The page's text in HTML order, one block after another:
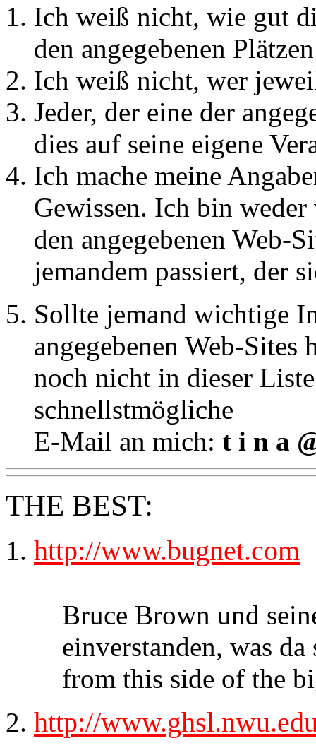
Ich weiß nicht, wie gut
den angegebenen
Ich weiß nicht, wer
Jeder, der eine der
dies auf seine eigene
Ich mache meine
Gewissen. Ich bin
den angegebenen Web-
jemandem passiert, der
Sollte jemand wichtige
angegebenen Web-Sites
noch nicht in dieser
schnellstmögliche
E-Mail an mich: t i n a
THE BEST:
http://www.bugnet.com
Bruce Brown und
einverstanden, was
from this side of the
http://